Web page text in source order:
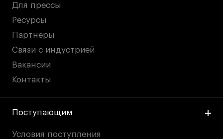
Для прессы
Ресурсы
Партнеры
Связи с индустрией
Вакансии
Контакты
Поступающим
Условия поступления